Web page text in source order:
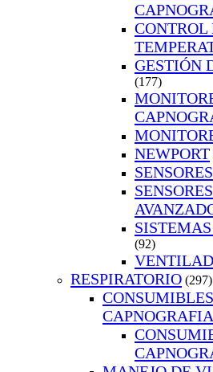
CONTROL
GESTIÓN
(177)
NEWPORT
SENSORES
(92)
RESPIRATORIO (297)
CAPNOGRAFIA